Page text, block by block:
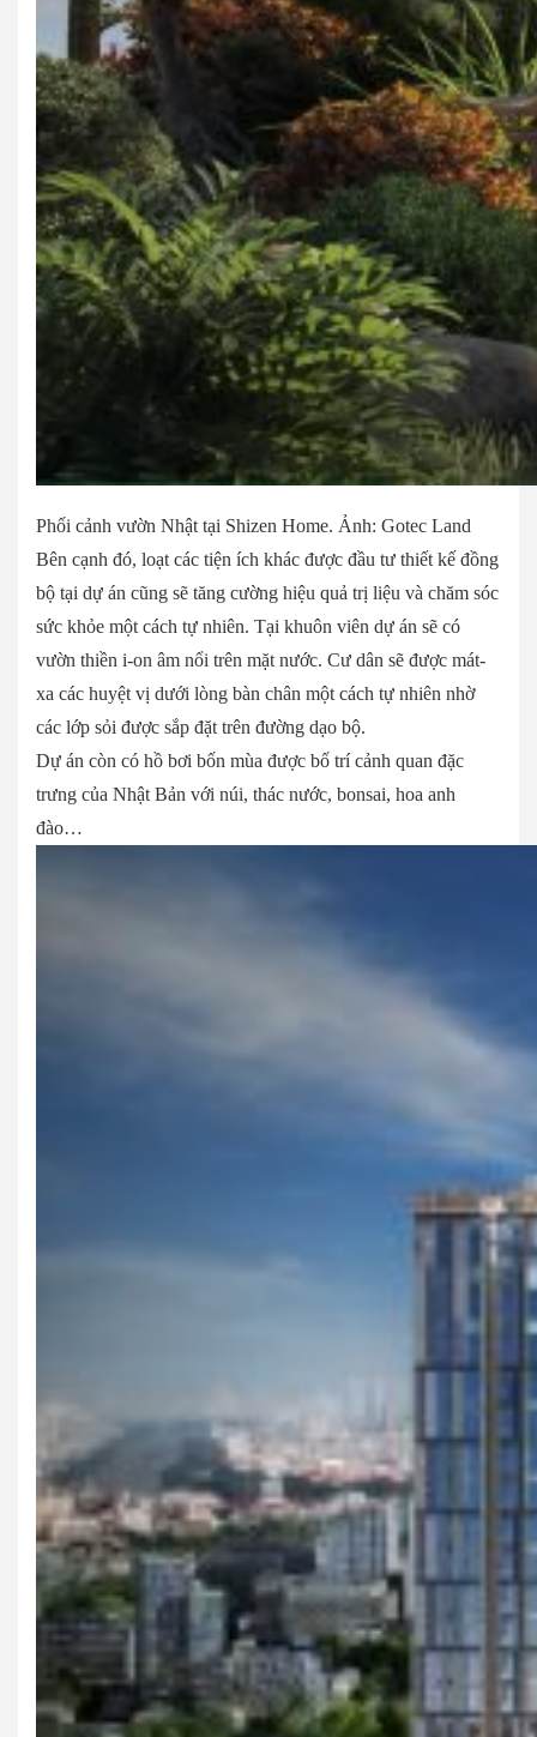
Phối cảnh vườn Nhật tại Shizen Home. Ảnh: Gotec Land
Bên cạnh đó, loạt các tiện ích khác được đầu tư thiết kế đồng
bộ tại dự án cũng sẽ tăng cường hiệu quả trị liệu và chăm sóc
sức khỏe một cách tự nhiên. Tại khuôn viên dự án sẽ có
vườn thiền i-on âm nổi trên mặt nước. Cư dân sẽ được mát-
xa các huyệt vị dưới lòng bàn chân một cách tự nhiên nhờ
các lớp sỏi được sắp đặt trên đường dạo bộ.
Dự án còn có hồ bơi bốn mùa được bố trí cảnh quan đặc
trưng của Nhật Bản với núi, thác nước, bonsai, hoa anh
đào…